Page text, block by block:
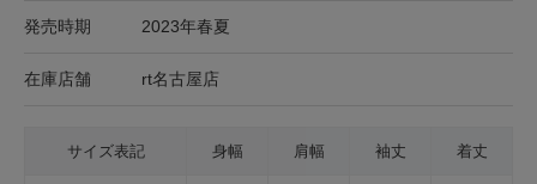
発売時期 2023年春夏
在庫店舗 rt名古屋店
サイズ表記 身幅 肩幅 袖丈 着丈